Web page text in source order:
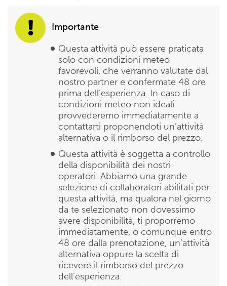
Importante
Questa attività può essere praticata
solo con condizioni meteo
favorevoli, che verranno valutate dal
nostro partner e confermate 48 ore
prima dell’esperienza. In caso di
condizioni meteo non ideali
provvederemo immediatamente a
contattarti proponendoti un’attività
alternativa o il rimborso del prezzo.
Questa attività è soggetta a controllo
della disponibilità dei nostri
operatori. Abbiamo una grande
selezione di collaboratori abilitati per
questa attività, ma qualora nel giorno
da te selezionato non dovessimo
avere disponibilità, ti proporremo
immediatamente, o comunque entro
48 ore dalla prenotazione, un’attività
alternativa oppure la scelta di
ricevere il rimborso del prezzo
dell’esperienza.